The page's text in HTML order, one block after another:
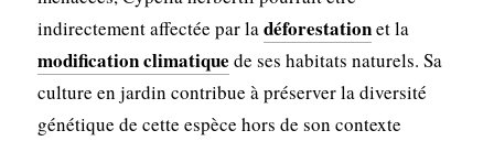
indirectement affectée par ladéforestationet la
modification climatique de ses habitats naturels. Sa
culture en jardin contribue à préserver la diversité
génétique de cette espèce hors de son contexte